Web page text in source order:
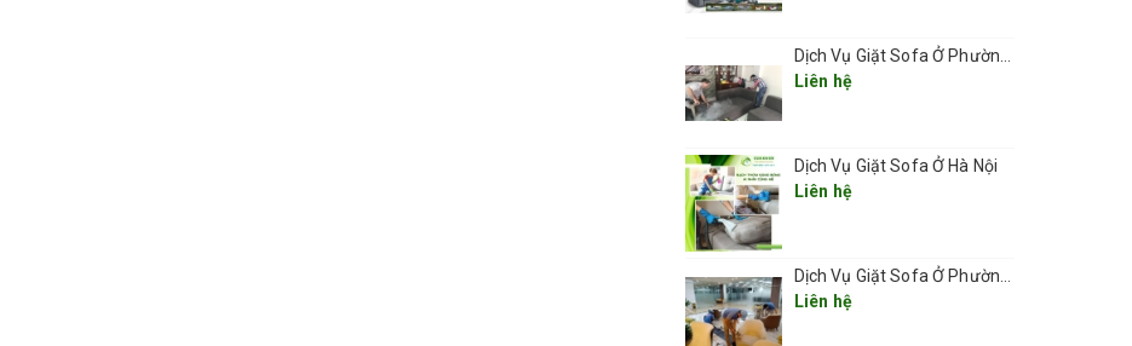
Liên hệ
Dịch Vụ Giặt Sofa Ở Hà Nội
Liên hệ
Liên hệ